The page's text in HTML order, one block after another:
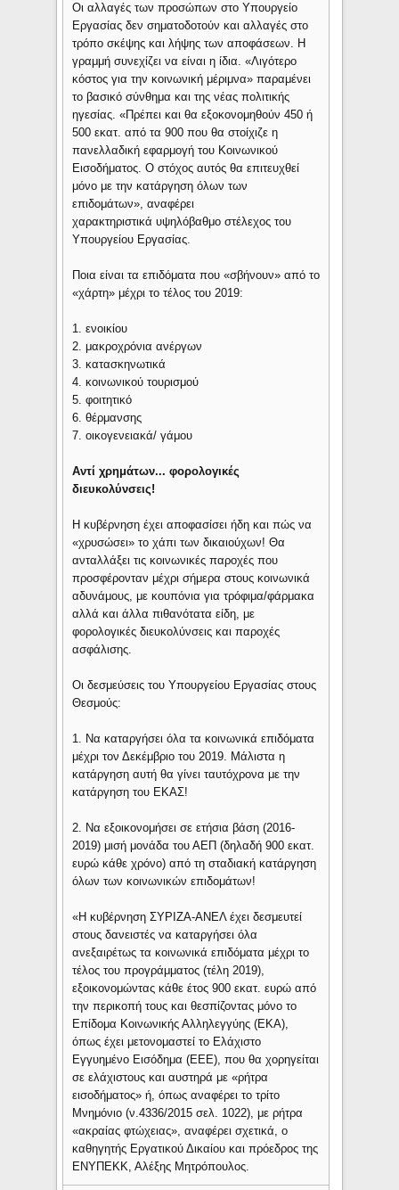
Οι αλλαγές των προσώπων στο Υπουργείο
Εργασίας δεν σηματοδοτούν και αλλαγές στο
τρόπο σκέψης και λήψης των αποφάσεων. Η
γραμμή συνεχίζει να είναι η ίδια. «Λιγότερο
κόστος για την κοινωνική μέριμνα» παραμένει
το βασικό σύνθημα και της νέας πολιτικής
ηγεσίας. «Πρέπει και θα εξοκονομηθούν 450 ή
500 εκατ. από τα 900 που θα στοίχιζε η
πανελλαδική εφαρμογή του Κοινωνικού
Εισοδήματος. Ο στόχος αυτός θα επιτευχθεί
μόνο με την κατάργηση όλων των
επιδομάτων», αναφέρει
χαρακτηριστικά υψηλόβαθμο στέλεχος του
Υπουργείου Εργασίας.
Ποια είναι τα επιδόματα που «σβήνουν» από το
«χάρτη» μέχρι το τέλος του 2019:
1. ενοικίου
2. μακροχρόνια ανέργων
3. κατασκηνωτικά
4. κοινωνικού τουρισμού
5. φοιτητικό
6. θέρμανσης
7. οικογενειακά/ γάμου
Αντί χρημάτων... φορολογικές
διευκολύνσεις!
Η κυβέρνηση έχει αποφασίσει ήδη και πώς να
«χρυσώσει» το χάπι των δικαιούχων! Θα
ανταλλάξει τις κοινωνικές παροχές που
προσφέρονταν μέχρι σήμερα στους κοινωνικά
αδυνάμους, με κουπόνια για τρόφιμα/φάρμακα
αλλά και άλλα πιθανότατα είδη, με
φορολογικές διευκολύνσεις και παροχές
ασφάλισης.
Οι δεσμεύσεις του Υπουργείου Εργασίας στους
Θεσμούς:
1. Να καταργήσει όλα τα κοινωνικά επιδόματα
μέχρι τον Δεκέμβριο του 2019. Μάλιστα η
κατάργηση αυτή θα γίνει ταυτόχρονα με την
κατάργηση του ΕΚΑΣ!
2. Να εξοικονομήσει σε ετήσια βάση (2016-
2019) μισή μονάδα του ΑΕΠ (δηλαδή 900 εκατ.
ευρώ κάθε χρόνο) από τη σταδιακή κατάργηση
όλων των κοινωνικών επιδομάτων!
«Η κυβέρνηση ΣΥΡΙΖΑ-ΑΝΕΛ έχει δεσμευτεί
στους δανειστές να καταργήσει όλα
ανεξαιρέτως τα κοινωνικά επιδόματα μέχρι το
τέλος του προγράμματος (τέλη 2019),
εξοικονομώντας κάθε έτος 900 εκατ. ευρώ από
την περικοπή τους και θεσπίζοντας μόνο το
Επίδομα Κοινωνικής Αλληλεγγύης (ΕΚΑ),
όπως έχει μετονομαστεί το Ελάχιστο
Εγγυημένο Εισόδημα (ΕΕΕ), που θα χορηγείται
σε ελάχιστους και αυστηρά με «ρήτρα
εισοδήματος» ή, όπως αναφέρει το τρίτο
Μνημόνιο (ν.4336/2015 σελ. 1022), με ρήτρα
«ακραίας φτώχειας», αναφέρει σχετικά, ο
καθηγητής Εργατικού Δικαίου και πρόεδρος της
ΕΝΥΠΕΚΚ, Αλέξης Μητρόπουλος.